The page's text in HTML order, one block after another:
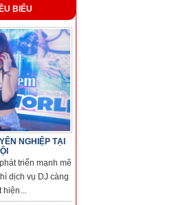
BIỂU
NGHIỆP TẠI
triển mạnh mẽ
dịch vụ DJ càng
hiện...